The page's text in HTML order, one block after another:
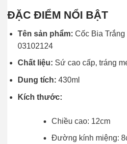
ĐẶC ĐIỂM NỔI BẬT
Tên sản phẩm: Cốc Bia
03102124
Chất liệu: Sứ cao cấp, tráng
Dung tích: 430ml
Kích thước:
Chiều cao: 12cm
Đường kính miệng: